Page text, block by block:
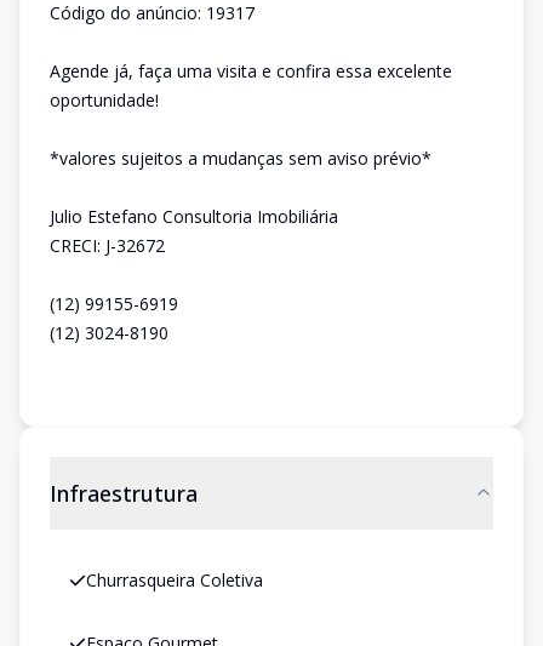
Código do anúncio: 19317
Agende já, faça uma visita e confira essa excelente
oportunidade!
*valores sujeitos a mudanças sem aviso prévio*
Julio Estefano Consultoria Imobiliária
CRECI: J-32672
(12) 99155-6919
(12) 3024-8190
Infraestrutura
Churrasqueira Coletiva